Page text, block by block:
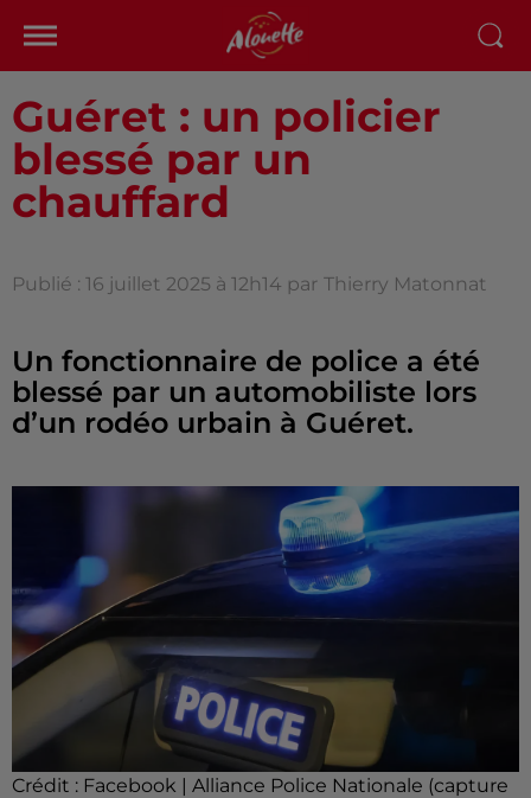
Guéret : un policier
blessé par un
chauffard
Publié : 16 juillet 2025 à 12h14 par Thierry Matonnat
Un fonctionnaire de police a été
blessé par un automobiliste lors
d’un rodéo urbain à Guéret.
Crédit : Facebook | Alliance Police Nationale (capture